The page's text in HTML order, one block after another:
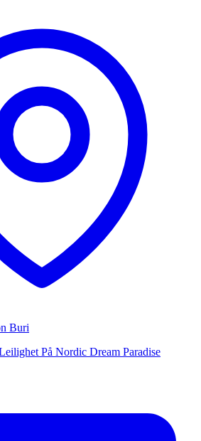
Buri
På Nordic Dream Paradise